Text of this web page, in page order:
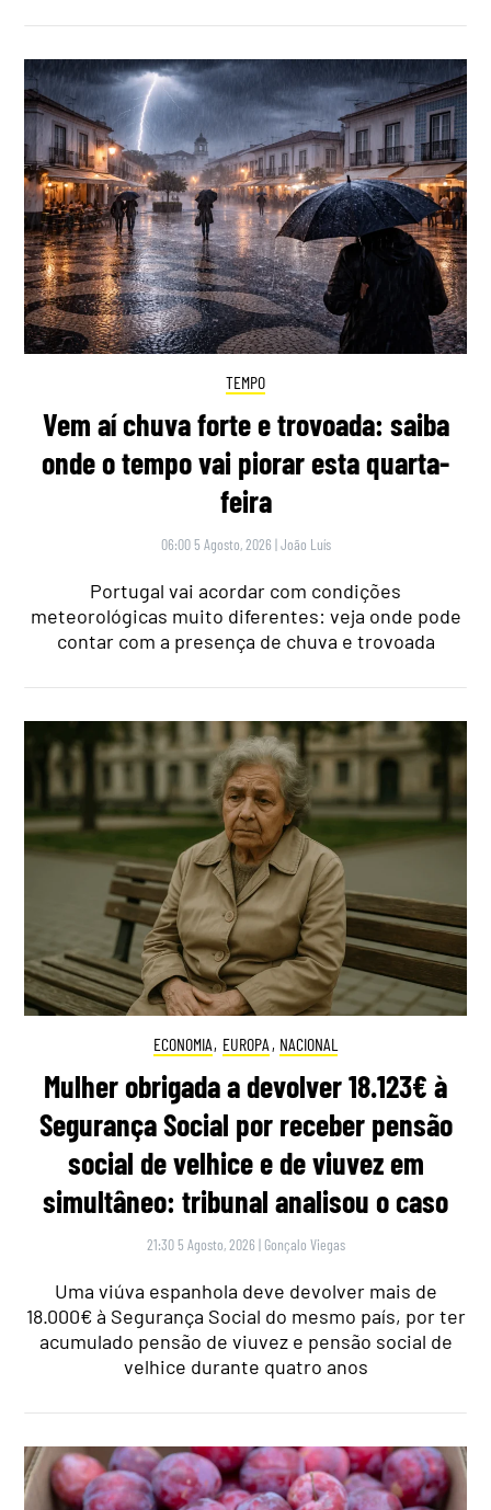
TEMPO
Vem aí chuva forte e trovoada: saiba
onde o tempo vai piorar esta quarta-
feira
06:00 5 Agosto, 2026 |João Luís
Portugal vai acordar com condições
meteorológicas muito diferentes: veja onde pode
contar com a presença de chuva e trovoada
ECONOMIA, EUROPA , NACIONAL
Mulher obrigada a devolver 18.123€ à
Segurança Social por receber pensão
social de velhice e de viuvez em
simultâneo: tribunal analisou o caso
21:30 5 Agosto, 2026 | Gonçalo Viegas
Uma viúva espanhola deve devolver mais de
18.000€ à Segurança Social do mesmo país, por ter
acumulado pensão de viuvez e pensão social de
velhice durante quatro anos